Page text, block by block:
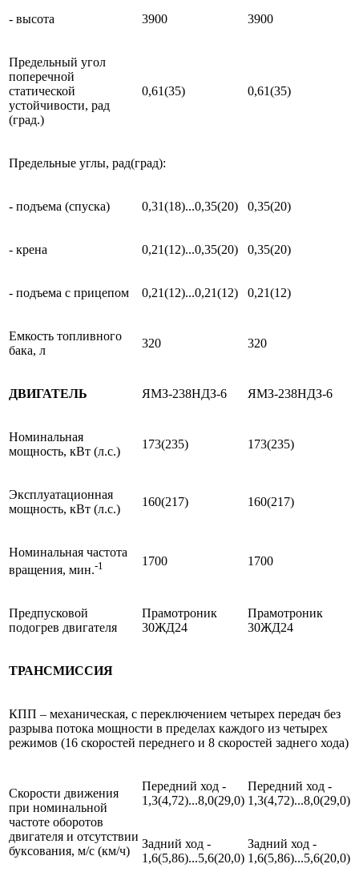
- высота 3900 3900
Предельный угол
поперечной
статической
устойчивости, рад
(град.)
0,61(35) 0,61(35)
Предельные углы, рад(град):
- подъема (спуска) 0,31(18)...0,35(20) 0,35(20)
- крена 0,21(12)...0,35(20) 0,35(20)
- подъема с прицепом 0,21(12)...0,21(12) 0,21(12)
Емкость топливного
бака, л
320 320
ДВИГАТЕЛЬ ЯМЗ-238НДЗ-6 ЯМЗ-238НДЗ-6
Номинальная
мощность, кВт (л.с.)
173(235) 173(235)
Эксплуатационная
мощность, кВт (л.с.)
160(217) 160(217)
Номинальная частота
вращения, мин.-1 1700 1700
Предпусковой
подогрев двигателя
Прамотроник
30ЖД24
Прамотроник
30ЖД24
ТРАНСМИССИЯ
КПП – механическая, с переключением четырех передач без
разрыва потока мощности в пределах каждого из четырех
режимов (16 скоростей переднего и 8 скоростей заднего хода)
Скорости движения
при номинальной
частоте оборотов
двигателя и отсутствии
буксования, м/с (км/ч)
Передний ход -
1,3(4,72)...8,0(29,0)
Передний ход -
1,3(4,72)...8,0(29,0)
Задний ход -
1,6(5,86)...5,6(20,0)
Задний ход -
1,6(5,86)...5,6(20,0)